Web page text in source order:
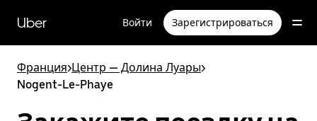
перейти
к
содержимому
Uber Войти Зарегистрироваться
Франция>Центр — Долина Луары>
Nogent-Le-Phaye